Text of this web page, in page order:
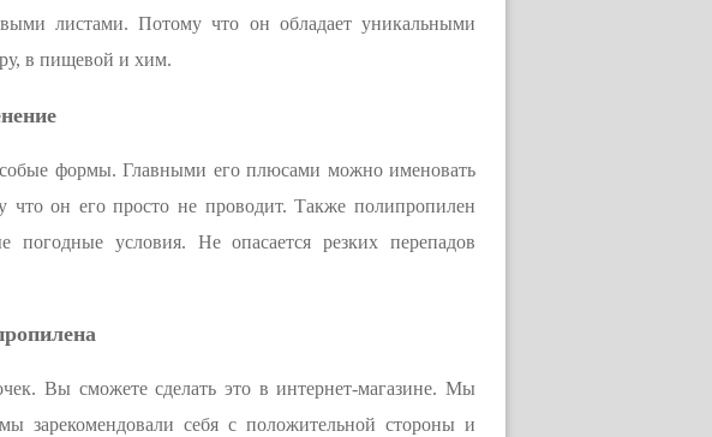
листами. Потому что он обладает уникальными
в пищевой и хим.
формы. Главными его плюсами можно именовать
что он его просто не проводит. Также полипропилен
погодные условия. Не опасается резких перепадов
Вы сможете сделать это в интернет-магазине. Мы
зарекомендовали себя с положительной стороны и